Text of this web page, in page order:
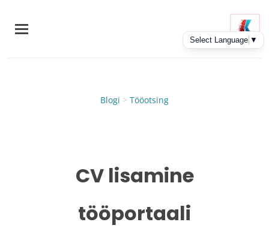
main
Blogi > Tööotsing
CV lisamine
tööportaali